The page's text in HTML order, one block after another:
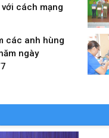
cách mạng
các anh hùng
ngày